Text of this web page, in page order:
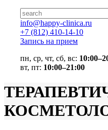
info@happy-clinica.ru
+7 (812) 410-14-10
Запись на прием
пн, ср, чт, сб, вс:
вт, пт: 10:00–21:00